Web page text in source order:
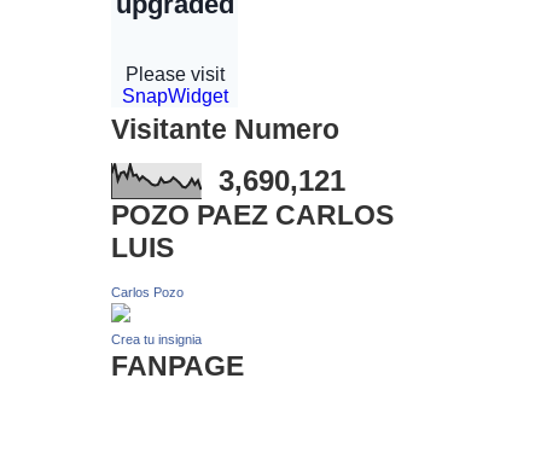
Visitante Numero
3,690,121
POZO PAEZ CARLOS
LUIS
Carlos Pozo
Crea tu insignia
FANPAGE